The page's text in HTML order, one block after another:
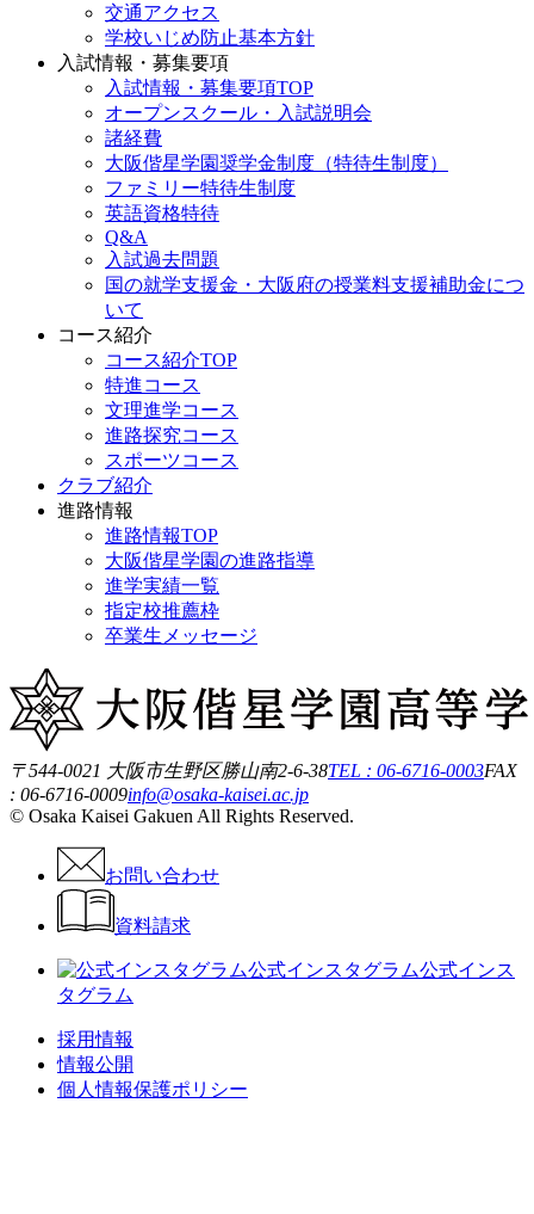
交通アクセス
学校いじめ防止基本方針
入試情報・募集要項
入試情報・募集要項TOP
オープンスクール・入試説明会
諸経費
大阪偕星学園奨学金制度（特待生制度）
ファミリー特待生制度
英語資格特待
Q&A
入試過去問題
国の就学支援金・大阪府の授業料支援補助金につ
いて
コース紹介
コース紹介TOP
特進コース
文理進学コース
進路探究コース
スポーツコース
クラブ紹介
進路情報
進路情報TOP
大阪偕星学園の進路指導
進学実績一覧
指定校推薦枠
卒業生メッセージ
〒544-0021 大阪市生野区勝山南2-6-38TEL : 06-6716-0003FAX
: 06-6716-0009info@osaka-kaisei.ac.jp
© Osaka Kaisei Gakuen All Rights Reserved.
お問い合わせ
資料請求
公式インスタグラム公式インス
タグラム
採用情報
情報公開
個人情報保護ポリシー